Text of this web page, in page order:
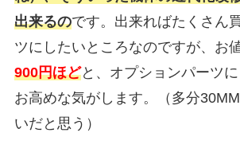
出来るのです。出来ればたくさん
ツにしたいところなのですが、お
900円ほどと、オプションパーツ
お高めな気がします。（多分
いだと思う）